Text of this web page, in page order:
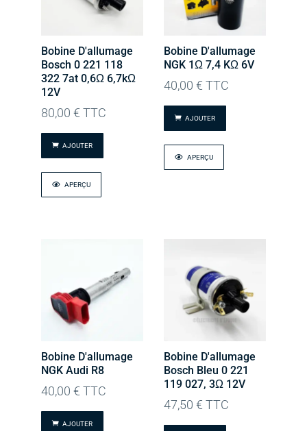
Bobine D'allumage
Bosch 0 221 118
322 7at 0,6Ω 6,7kΩ
12V
80,00 € TTC
AJOUTER
APERÇU
Bobine D'allumage
NGK 1Ω 7,4 KΩ 6V
40,00 € TTC
AJOUTER
APERÇU
Bobine D'allumage
NGK Audi R8
40,00 € TTC
AJOUTER
Bobine D'allumage
Bosch Bleu 0 221
119 027, 3Ω 12V
47,50 € TTC